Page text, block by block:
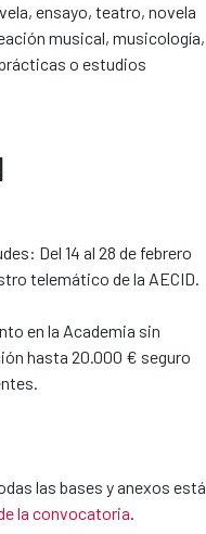
ensayo, teatro, novela
musical, musicología,
o estudios
Del 14 al 28 de febrero
telemático de la AECID.
en la Academia sin
hasta 20.000 € seguro
las bases y anexos está
la convocatoria.